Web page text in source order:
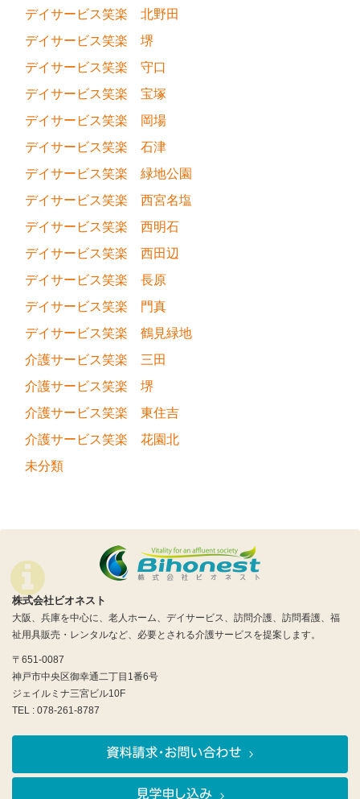
デイサービス笑楽 北野田
デイサービス笑楽 堺
デイサービス笑楽 守口
デイサービス笑楽 宝塚
デイサービス笑楽 岡場
デイサービス笑楽 石津
デイサービス笑楽 緑地公園
デイサービス笑楽 西宮名塩
デイサービス笑楽 西明石
デイサービス笑楽 西田辺
デイサービス笑楽 長原
デイサービス笑楽 門真
デイサービス笑楽 鶴見緑地
介護サービス笑楽 三田
介護サービス笑楽 堺
介護サービス笑楽 東住吉
介護サービス笑楽 花園北
未分類
株式会社ビオネスト
大阪、兵庫を中心に、老人ホーム、デイサービス、訪問介護、訪問看護、福
祉用具販売・レンタルなど、必要とされる介護サービスを提案します。
〒651-0087
神戸市中央区御幸通二丁目1番6号
ジェイルミナ三宮ビル10F
TEL : 078-261-8787